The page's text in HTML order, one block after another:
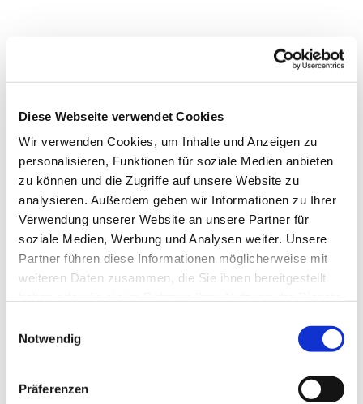
Diese Webseite verwendet Cookies
Wir verwenden Cookies, um Inhalte und Anzeigen zu
personalisieren, Funktionen für soziale Medien anbieten
zu können und die Zugriffe auf unsere Website zu
analysieren. Außerdem geben wir Informationen zu Ihrer
Verwendung unserer Website an unsere Partner für
soziale Medien, Werbung und Analysen weiter. Unsere
Partner führen diese Informationen möglicherweise mit
weiteren Daten zusammen, die Sie ihnen bereitgestellt
Notwendig
Präferenzen
Dies könnte Sie auch
interessieren